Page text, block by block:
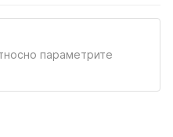
параметрите